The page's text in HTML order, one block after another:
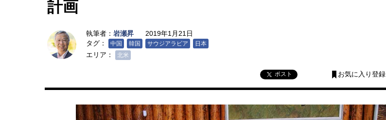
計画
執筆者： 岩瀬昇
2019年1月21日
タグ：
中国 韓国 サウジアラビア 日本
エリア： 北米
ポスト お気に入り登録